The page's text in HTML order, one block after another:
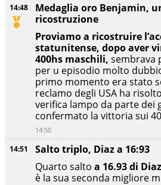
14:51
Salto triplo, Diaz a 16:93
Quarto salto a 16.93 di Diaz
è la sua seconda migliore
14:48
Medaglia oro Benjamin,
ricostruzione
Proviamo a ricostruire
statunitense, dopo aver
400hs maschili, sembrava
per u episodio molto
primo momento era stato
reclamo degli USA ha
verifica lampo da parte dei
confermato la vittoria sui
14:50